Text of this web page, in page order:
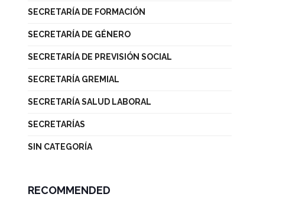
SECRETARÍA DE FORMACIÓN
SECRETARÍA DE GÉNERO
SECRETARÍA DE PREVISIÓN SOCIAL
SECRETARÍA GREMIAL
SECRETARÍA SALUD LABORAL
SECRETARÍAS
SIN CATEGORÍA
RECOMMENDED